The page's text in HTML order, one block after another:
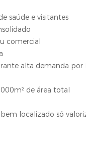
saúde e visitantes
comercial
alta demanda por
de área total
localizado só